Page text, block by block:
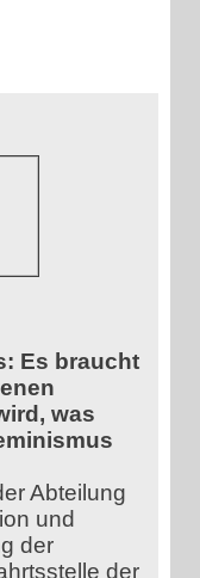
Es braucht
was
Abteilung
und
der
der